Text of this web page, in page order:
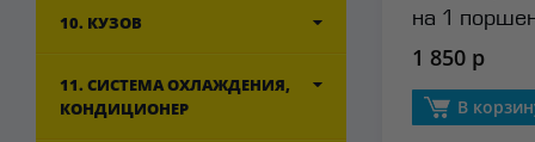
10. КУЗОВ
11. СИСТЕМА ОХЛАЖДЕНИЯ,
КОНДИЦИОНЕР
на 1
Yenmak
1 850 р
В